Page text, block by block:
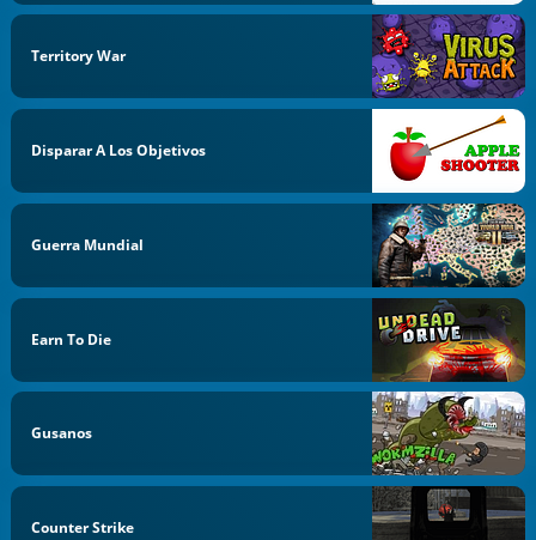
Territory War
Disparar A Los Objetivos
Guerra Mundial
Earn To Die
Gusanos
Counter Strike